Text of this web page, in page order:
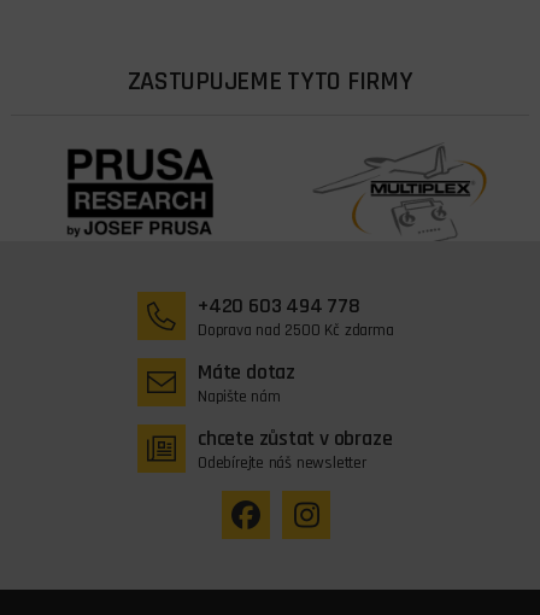
ZASTUPUJEME TYTO FIRMY
+420 603 494 778
Doprava nad 2500 Kč zdarma
Máte dotaz
Napište nám
chcete zůstat v obraze
Odebírejte náš newsletter